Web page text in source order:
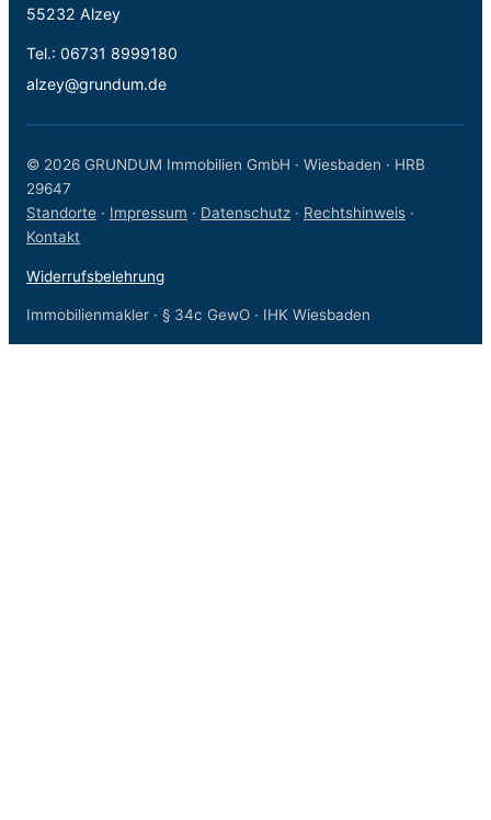
55232 Alzey
Tel.: 06731 8999180
alzey@grundum.de
© 2026 GRUNDUM Immobilien GmbH · Wiesbaden · HRB
29647
Standorte · Impressum · Datenschutz · Rechtshinweis ·
Kontakt
Widerrufsbelehrung
Immobilienmakler · § 34c GewO · IHK Wiesbaden